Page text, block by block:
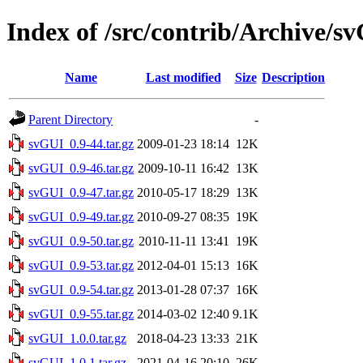
Index of /src/contrib/Archive/
Name Last modified Size Description
Parent Directory
-
svGUI_0.9-44.tar.gz 2009-01-23 18:14 12K
svGUI_0.9-46.tar.gz 2009-10-11 16:42 13K
svGUI_0.9-47.tar.gz 2010-05-17 18:29 13K
svGUI_0.9-49.tar.gz 2010-09-27 08:35 19K
svGUI_0.9-50.tar.gz 2010-11-11 13:41
19K
svGUI_0.9-53.tar.gz 2012-04-01 15:13 16K
svGUI_0.9-54.tar.gz 2013-01-28 07:37 16K
svGUI_0.9-55.tar.gz 2014-03-02 12:40 9.1K
svGUI_1.0.0.tar.gz
2018-04-23 13:33 21K